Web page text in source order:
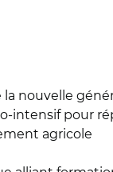
la nouvelle
intensif pour
agricole